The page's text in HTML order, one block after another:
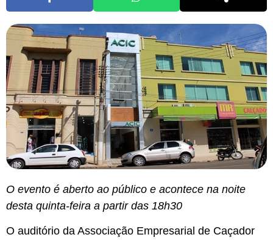
O evento é aberto ao público e acontece na noite
desta quinta-feira a partir das 18h30
O auditório da Associação Empresarial de Caçador